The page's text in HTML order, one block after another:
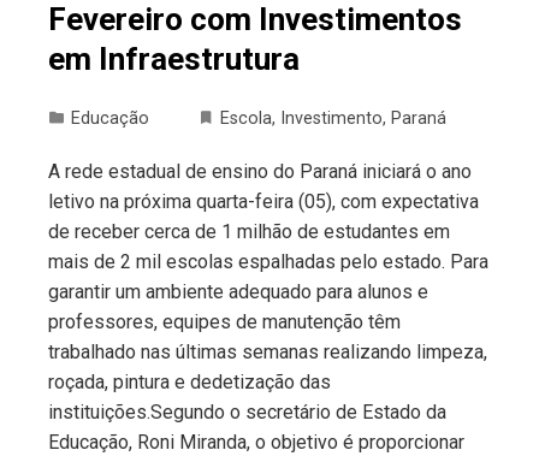
Fevereiro com Investimentos
em Infraestrutura
Educação Escola, Investimento, Paraná
A rede estadual de ensino do Paraná iniciará o ano
letivo na próxima quarta-feira (05), com expectativa
de receber cerca de 1 milhão de estudantes em
mais de 2 mil escolas espalhadas pelo estado. Para
garantir um ambiente adequado para alunos e
professores, equipes de manutenção têm
trabalhado nas últimas semanas realizando limpeza,
roçada, pintura e dedetização das
instituições.Segundo o secretário de Estado da
Educação, Roni Miranda, o objetivo é proporcionar